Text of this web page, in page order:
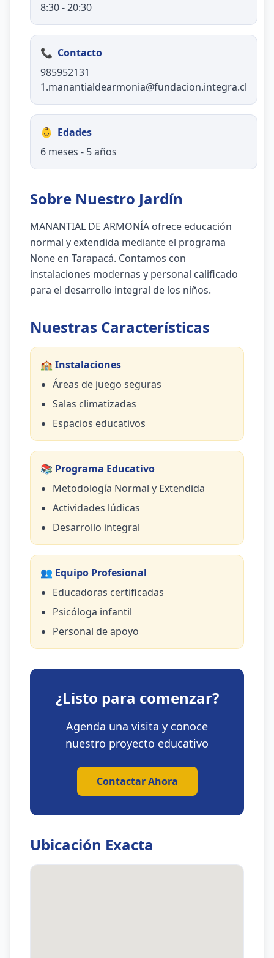
8:30 - 20:30
📞 Contacto
985952131
1.manantialdearmonia@fundacion.integra.cl
👶 Edades
6 meses - 5 años
Sobre Nuestro Jardín
MANANTIAL DE ARMONÍA ofrece educación
normal y extendida mediante el programa
None en Tarapacá. Contamos con
instalaciones modernas y personal calificado
para el desarrollo integral de los niños.
Nuestras Características
🏫 Instalaciones
Áreas de juego seguras
Salas climatizadas
Espacios educativos
📚 Programa Educativo
Metodología Normal y Extendida
Actividades lúdicas
Desarrollo integral
👥 Equipo Profesional
Educadoras certificadas
Psicóloga infantil
Personal de apoyo
¿Listo para comenzar?
Agenda una visita y conoce
nuestro proyecto educativo
Contactar Ahora
Ubicación Exacta